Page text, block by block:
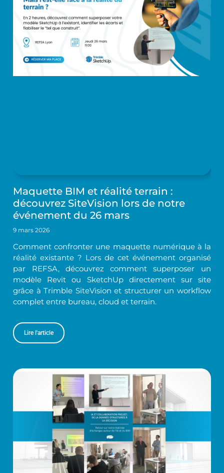
Maquette BIM et réalité terrain :
découvrez SiteVision lors de notre
événement du 26 mars
9 mars 2026
Comment confronter une maquette numérique à la
réalité existante ? Lors de cet événement organisé
par REFSA, découvrez comment superposer un
modèle Revit ou SketchUp directement sur site
grâce à Trimble SiteVision et structurer un workflow
complet entre bureau, cloud et terrain.
Lire l'article